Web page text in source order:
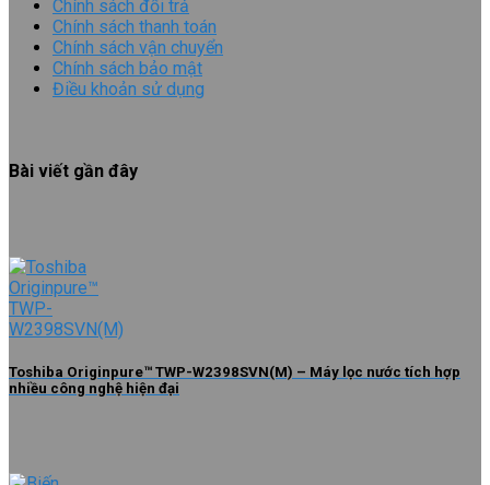
Chính sách đổi trả
Chính sách thanh toán
Chính sách vận chuyển
Chính sách bảo mật
Điều khoản sử dụng
Bài viết gần đây
Toshiba Originpure™ TWP-W2398SVN(M) – Máy lọc nước tích hợp
nhiều công nghệ hiện đại